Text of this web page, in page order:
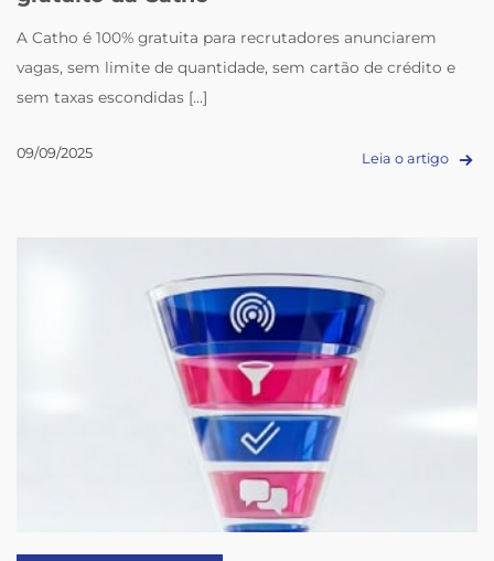
A Catho é 100% gratuita para recrutadores anunciarem
vagas, sem limite de quantidade, sem cartão de crédito e
sem taxas escondidas [...]
09/09/2025 Leia o artigo